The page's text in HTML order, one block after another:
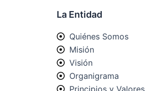
La Entidad
Quiénes Somos
Misión
Visión
Organigrama
Principios y Valores